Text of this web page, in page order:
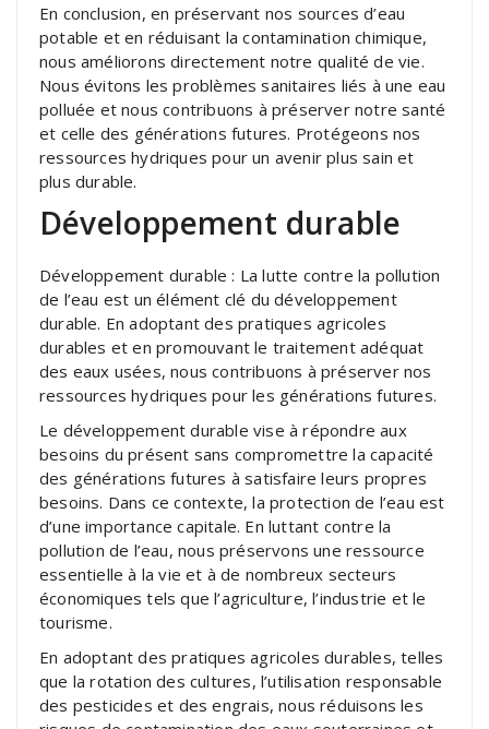
En conclusion, en préservant nos sources d’eau
potable et en réduisant la contamination chimique,
nous améliorons directement notre qualité de vie.
Nous évitons les problèmes sanitaires liés à une eau
polluée et nous contribuons à préserver notre santé
et celle des générations futures. Protégeons nos
ressources hydriques pour un avenir plus sain et
plus durable.
Développement durable
Développement durable : La lutte contre la pollution
de l’eau est un élément clé du développement
durable. En adoptant des pratiques agricoles
durables et en promouvant le traitement adéquat
des eaux usées, nous contribuons à préserver nos
ressources hydriques pour les générations futures.
Le développement durable vise à répondre aux
besoins du présent sans compromettre la capacité
des générations futures à satisfaire leurs propres
besoins. Dans ce contexte, la protection de l’eau est
d’une importance capitale. En luttant contre la
pollution de l’eau, nous préservons une ressource
essentielle à la vie et à de nombreux secteurs
économiques tels que l’agriculture, l’industrie et le
tourisme.
En adoptant des pratiques agricoles durables, telles
que la rotation des cultures, l’utilisation responsable
des pesticides et des engrais, nous réduisons les